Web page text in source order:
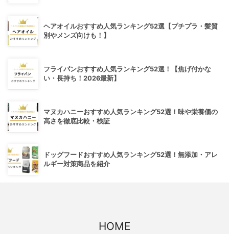
ヘアオイルおすすめ人気ランキング52選【プチプラ・髪質
別やメンズ向けも！】
フライパンおすすめ人気ランキング52選！【焦げ付かな
い・長持ち！2026最新】
マヌカハニーおすすめ人気ランキング52選！味や栄養価の
高さを徹底比較・検証
ドッグフードおすすめ人気ランキング52選！無添加・アレ
ルギー対策商品を紹介
HOME